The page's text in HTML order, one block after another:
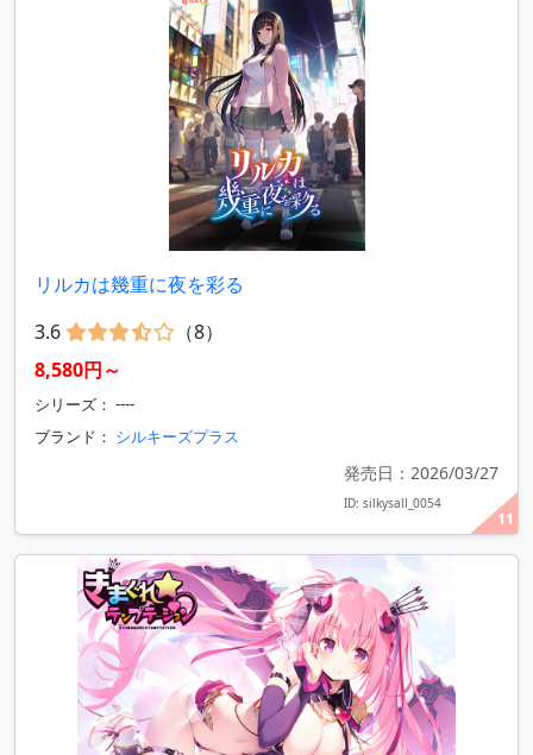
11
リルカは幾重に夜を彩る
3.6
（8）
8,580円～
シリーズ： ----
ブランド： シルキーズプラス
発売日：2026/03/27
ID: silkysall_0054